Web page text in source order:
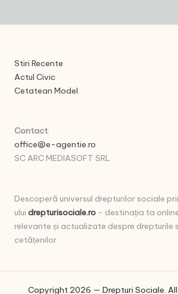
Stiri Recente
Actul Civic
Cetatean Model
Contact:
office@e-agentie.ro
SC ARC MEDIASOFT SRL
Descoperă universul drepturilor sociale
ului drepturisociale.ro - destinația ta
relevante și actualizate despre drepturile
cetățenilor.
Copyright 2026 — Drepturi Sociale.